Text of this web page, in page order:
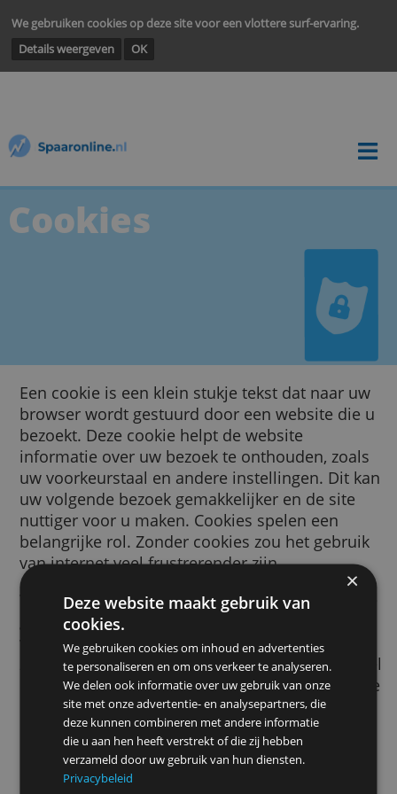
We gebruiken cookies op deze site voor een vlottere surf-
Details weergeven
Cookies
Een cookie is een klein stukje tekst dat naar
browser wordt gestuurd door een website
bezoekt. Deze cookie helpt de website
informatie over uw bezoek te onthouden,
uw voorkeurstaal en andere instellingen.
uw volgende bezoek gemakkelijker en de
nuttiger voor u maken. Cookies spelen een
belangrijke rol. Zonder cookies zou het
van internet veel frustrerender zijn.
We gebruiken cookies voor vele
gebruiken ze om bijvoorbeeld uw veilig
voorkeuren te onthouden, de advertenties
ziet relevanter voor u te maken, te tellen
bezoekers we op een pagina ontvangen,
Deze website maakt gebruik van
cookies.
We gebruiken cookies om inhoud en advertenties
te personaliseren en om ons verkeer te analyseren.
We delen ook informatie over uw gebruik van onze